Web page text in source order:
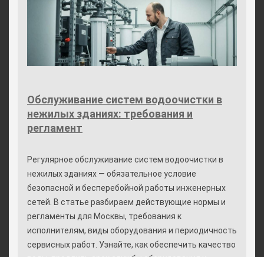
Обслуживание систем водоочистки в
нежилых зданиях: требования и
регламент
Регулярное обслуживание систем водоочистки в
нежилых зданиях — обязательное условие
безопасной и бесперебойной работы инженерных
сетей. В статье разбираем действующие нормы и
регламенты для Москвы, требования к
исполнителям, виды оборудования и периодичность
сервисных работ. Узнайте, как обеспечить качество